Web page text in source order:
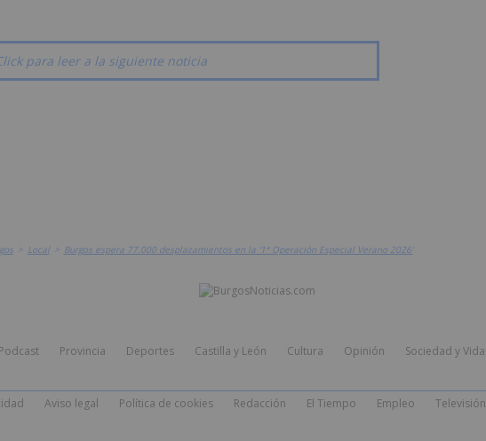
para leer a la siguiente noticia
> Local > Burgos espera 77.000 desplazamientos en la '1ª Operación Especial Verano 2026'
Podcast Provincia Deportes Castilla y León Cultura Opinión Sociedad y Vida
Aviso legal Política de cookies Redacción El Tiempo Empleo Televisión